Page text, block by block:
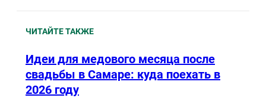
ЧИТАЙТЕ ТАКЖЕ
Идеи для медового месяца после
свадьбы в Самаре: куда поехать в
2026 году